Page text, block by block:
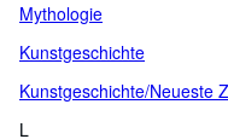
Mythologie
Kunstgeschichte
Kunstgeschichte/Neueste
L